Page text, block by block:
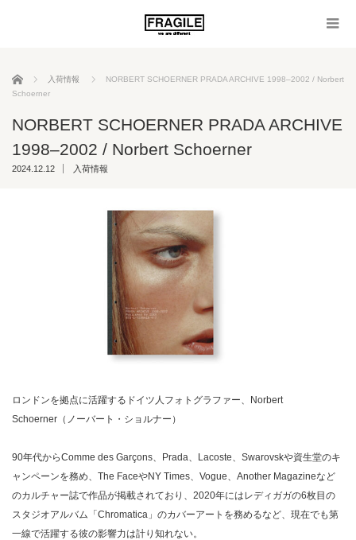
ホーム 入荷情報
NORBERT SCHOERNER PRADA ARCHIVE 1998–2002 / Norbert
Schoerner
NORBERT SCHOERNER PRADA ARCHIVE
1998–2002 / Norbert Schoerner
2024.12.12 入荷情報
ロンドンを拠点に活躍するドイツ人フォトグラファー、Norbert
Schoerner（ノーバート・ショルナー）
90年代からComme des Garçons、Prada、Lacoste、Swarovskや資生堂のキ
ャンペーンを務め、The FaceやNY Times、Vogue、Another Magazineなど
のカルチャー誌で作品が掲載されており、2020年にはレディガガの6枚目の
スタジオアルバム「Chromatica」のカバーアートを務めるなど、現在でも第
一線で活躍する彼の影響力は計り知れない。